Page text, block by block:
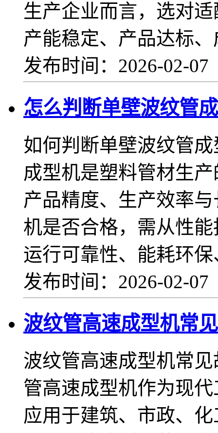
生产企业而言，选对
产能稳定、产品达标
发布时间：2026-02-
怎么判断单壁波纹管
如何判断单壁波纹管
成型机是塑料管材生
产品精度、生产效率
机是否合格，需从性
运行可靠性、能耗环
发布时间：2026-02-
波纹管高速成型机常
波纹管高速成型机常
管高速成型机作为现
应用于建筑、市政、